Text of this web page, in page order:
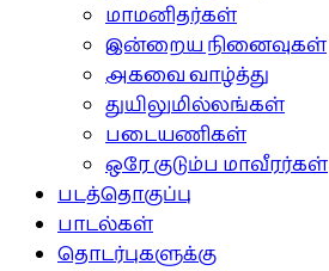
மாமனிதர்கள்
இன்றைய நினைவுகள்
அகவை வாழ்த்து
துயிலுமில்லங்கள்
படையணிகள்
ஒரே குடும்ப மாவீரர்கள்
படத்தொகுப்பு
பாடல்கள்
தொடர்புகளுக்கு